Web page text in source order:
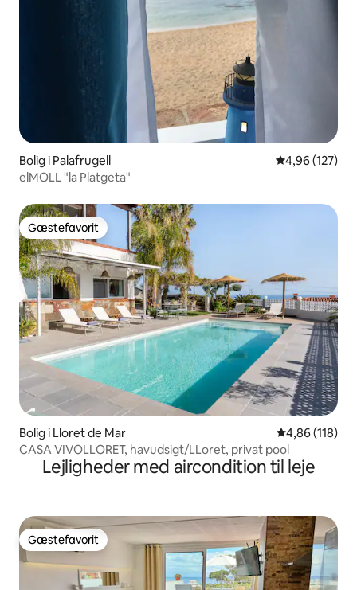
Bolig i Palafrugell 4,96 ud af 5 i
4,96 (127)
elMOLL "la Platgeta"
Gæstefavorit
Gæstefavorit
Bolig i Lloret de Mar 4,86 ud af 5 i
4,86 (118)
CASA VIVOLLORET, havudsigt/LLoret, privat pool
Lejligheder med aircondition til leje
Gæstefavorit
Gæstefavorit